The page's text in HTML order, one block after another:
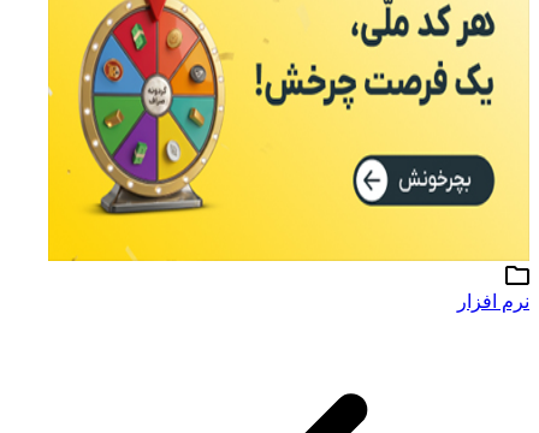
نرم افزار